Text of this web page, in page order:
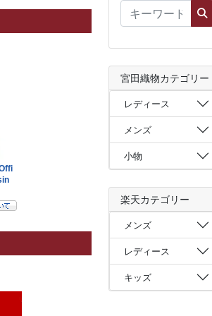
宮田織物カテゴリー
レディース
メンズ
小物
楽天カテゴリー
メンズ
レディース
キッズ